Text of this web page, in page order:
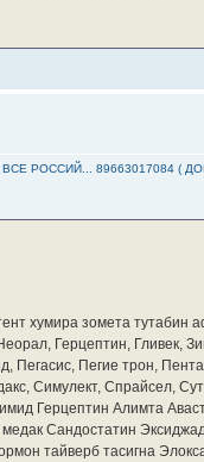
РОССИЙ... 89663017084 (
хумира зомета
Герцептин, Гливек,
Пегасис, Пегие трон,
Симулект, Спрайсел,
Герцептин Алимта
Сандостатин
тайверб тасигна